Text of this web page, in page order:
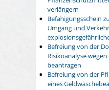
verlängern
Befähigungsschein
Umgang und
Befreiung von der
Risikoanalyse
beantragen
Befreiung von der
eines